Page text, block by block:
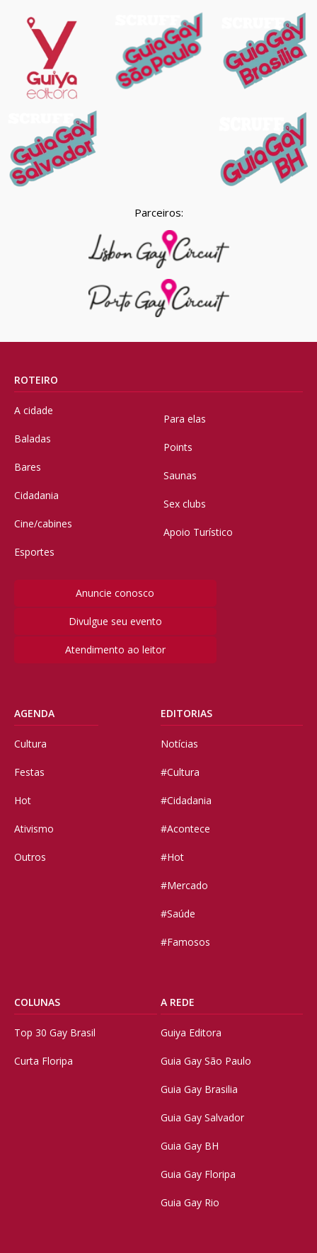
Parceiros:
ROTEIRO
A cidade
Baladas
Bares
Cidadania
Cine/cabines
Esportes
Para elas
Points
Saunas
Sex clubs
Apoio Turístico
Anuncie conosco
Divulgue seu evento
Atendimento ao leitor
AGENDA
Cultura
Festas
Hot
Ativismo
Outros
EDITORIAS
Notícias
#Cultura
#Cidadania
#Acontece
#Hot
#Mercado
#Saúde
#Famosos
COLUNAS
Top 30 Gay Brasil
Curta Floripa
A REDE
Guiya Editora
Guia Gay São Paulo
Guia Gay Brasilia
Guia Gay Salvador
Guia Gay BH
Guia Gay Floripa
Guia Gay Rio